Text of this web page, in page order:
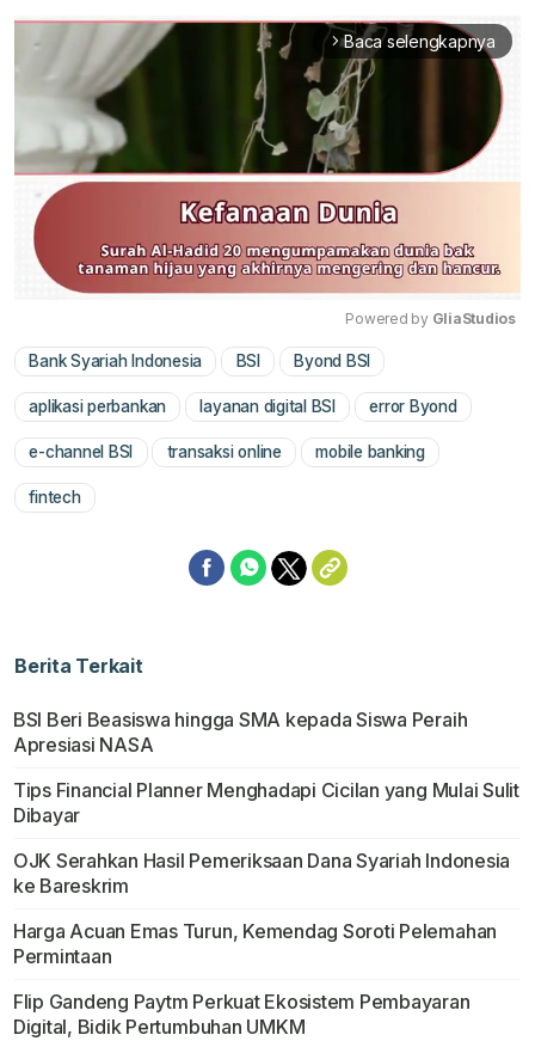
arrow_forward_ios Baca selengkapnya
Powered by GliaStudios
Bank Syariah Indonesia BSI Byond BSI
aplikasi perbankan layanan digital BSI error Byond
e-channel BSI transaksi online mobile banking
fintech
Berita Terkait
BSI Beri Beasiswa hingga SMA kepada Siswa Peraih
Apresiasi NASA
Tips Financial Planner Menghadapi Cicilan yang Mulai Sulit
Dibayar
OJK Serahkan Hasil Pemeriksaan Dana Syariah Indonesia
ke Bareskrim
Harga Acuan Emas Turun, Kemendag Soroti Pelemahan
Permintaan
Flip Gandeng Paytm Perkuat Ekosistem Pembayaran
Digital, Bidik Pertumbuhan UMKM